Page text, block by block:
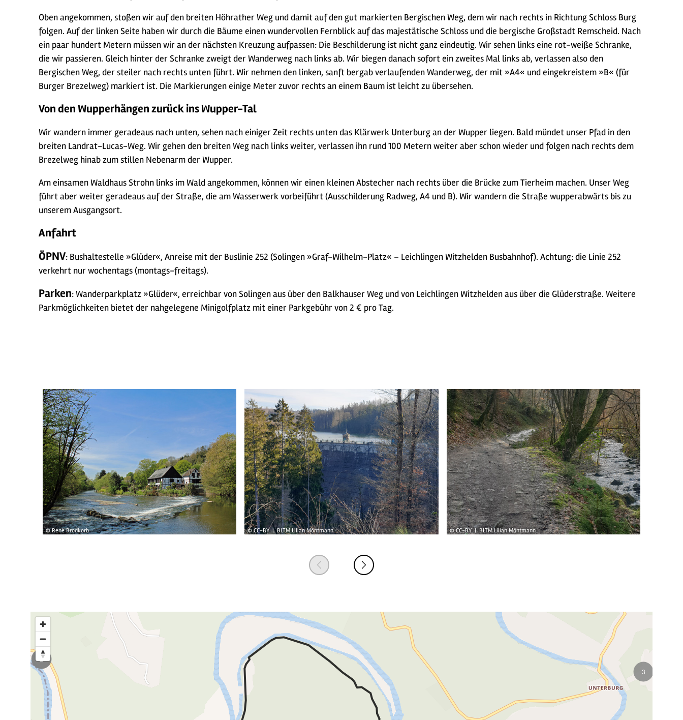
Oben angekommen, stoßen wir auf den breiten Höhrather Weg und damit auf den gut markierten Bergischen Weg, dem wir nach rechts in Richtung Schloss Burg
folgen. Auf der linken Seite haben wir durch die Bäume einen wundervollen Fernblick auf das majestätische Schloss und die bergische Großstadt Remscheid. Nach
ein paar hundert Metern müssen wir an der nächsten Kreuzung aufpassen: Die Beschilderung ist nicht ganz eindeutig. Wir sehen links eine rot-weiße Schranke,
die wir passieren. Gleich hinter der Schranke zweigt der Wanderweg nach links ab. Wir biegen danach sofort ein zweites Mal links ab, verlassen also den
Bergischen Weg, der steiler nach rechts unten führt. Wir nehmen den linken, sanft bergab verlaufenden Wanderweg, der mit »A4« und eingekreistem »B« (für
Burger Brezelweg) markiert ist. Die Markierungen einige Meter zuvor rechts an einem Baum ist leicht zu übersehen.
Von den Wupperhängen zurück ins Wupper-Tal
Wir wandern immer geradeaus nach unten, sehen nach einiger Zeit rechts unten das Klärwerk Unterburg an der Wupper liegen. Bald mündet unser Pfad in den
breiten Landrat-Lucas-Weg. Wir gehen den breiten Weg nach links weiter, verlassen ihn rund 100 Metern weiter aber schon wieder und folgen nach rechts dem
Brezelweg hinab zum stillen Nebenarm der Wupper.
Am einsamen Waldhaus Strohn links im Wald angekommen, können wir einen kleinen Abstecher nach rechts über die Brücke zum Tierheim machen. Unser Weg
führt aber weiter geradeaus auf der Straße, die am Wasserwerk vorbeiführt (Ausschilderung Radweg, A4 und B). Wir wandern die Straße wupperabwärts bis zu
unserem Ausgangsort.
Anfahrt
ÖPNV: Bushaltestelle »Glüder«, Anreise mit der Buslinie 252 (Solingen »Graf-Wilhelm-Platz« – Leichlingen Witzhelden Busbahnhof). Achtung: die Linie 252
verkehrt nur wochentags (montags-freitags).
Parken: Wanderparkplatz »Glüder«, erreichbar von Solingen aus über den Balkhauser Weg und von Leichlingen Witzhelden aus über die Glüderstraße. Weitere
Parkmöglichkeiten bietet der nahgelegene Minigolfplatz mit einer Parkgebühr von 2 € pro Tag.
© René Brodkorb © CC-BY | BLTM Lilian Möntmann © CC-BY | BLTM Lilian Möntmann
2